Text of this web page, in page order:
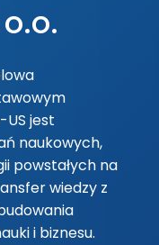
US jest
naukowych,
powstałych na
wiedzy z
i biznesu.